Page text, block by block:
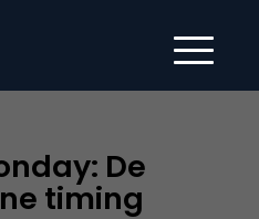
De
timing